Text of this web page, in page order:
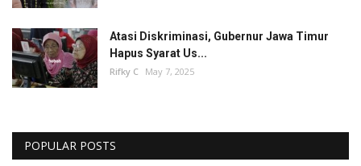
Atasi Diskriminasi, Gubernur Jawa Timur
Hapus Syarat Us...
Rifky C May 7, 2025
POPULAR POSTS